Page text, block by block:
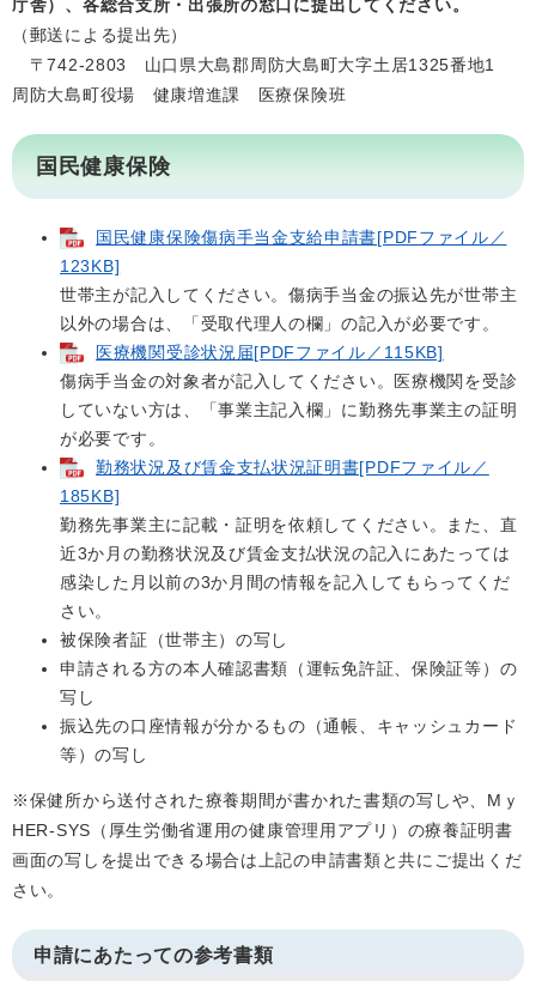
庁舎）、各総合支所・出張所の窓口に提出してください。
（郵送による提出先）
〒742-2803 山口県大島郡周防大島町大字土居1325番地1
周防大島町役場 健康増進課 医療保険班
国民健康保険
国民健康保険傷病手当金支給申請書[PDFファイル／
123KB]
世帯主が記入してください。傷病手当金の振込先が世帯主
以外の場合は、「受取代理人の欄」の記入が必要です。
医療機関受診状況届[PDFファイル／115KB]
傷病手当金の対象者が記入してください。医療機関を受診
していない方は、「事業主記入欄」に勤務先事業主の証明
が必要です。
勤務状況及び賃金支払状況証明書[PDFファイル／
185KB]
勤務先事業主に記載・証明を依頼してください。また、直
近3か月の勤務状況及び賃金支払状況の記入にあたっては
感染した月以前の3か月間の情報を記入してもらってくだ
さい。
被保険者証（世帯主）の写し
申請される方の本人確認書類（運転免許証、保険証等）の
写し
振込先の口座情報が分かるもの（通帳、キャッシュカード
等）の写し
※保健所から送付された療養期間が書かれた書類の写しや、Mｙ
HER-SYS（厚生労働省運用の健康管理用アプリ）の療養証明書
画面の写しを提出できる場合は上記の申請書類と共にご提出くだ
さい。
申請にあたっての参考書類